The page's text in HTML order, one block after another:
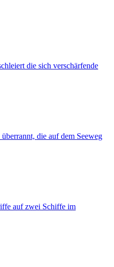
die sich verschärfende
die auf dem Seeweg
auf zwei Schiffe im